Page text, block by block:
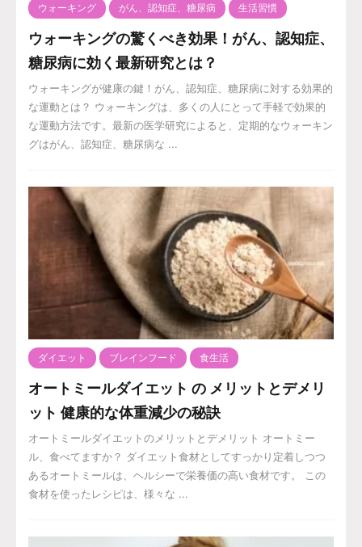
ウォーキング がん、認知症、糖尿病 生活習慣
ウォーキングの驚くべき効果！がん、認知症、
糖尿病に効く最新研究とは？
ウォーキングが健康の鍵！がん、認知症、糖尿病に対する効果的
な運動とは？ ウォーキングは、多くの人にとって手軽で効果的
な運動方法です。最新の医学研究によると、定期的なウォーキン
グはがん、認知症、糖尿病な ...
ダイエット ブレインフード 食生活
オートミールダイエット の メリットとデメリ
ット 健康的な体重減少の秘訣
オートミールダイエットのメリットとデメリット オートミー
ル、食べてますか？ ダイエット食材としてすっかり定着しつつ
あるオートミールは、ヘルシーで栄養価の高い食材です。 この
食材を使ったレシピは、様々な ...